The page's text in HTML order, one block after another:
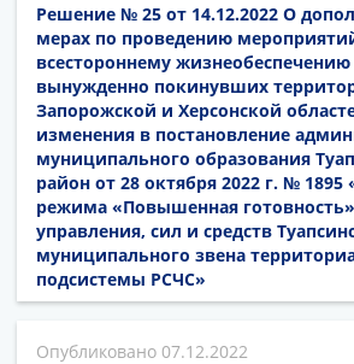
Решение № 25 от 14.12.2022 О
мерах по проведению
всестороннему
вынужденно покинувших
Запорожской и Херсонской
изменения в постановление
муниципального образования
район от 28 октября 2022 г. №
режима «Повышенная
управления, сил и средств
муниципального звена
подсистемы РСЧС»
07.12.2022